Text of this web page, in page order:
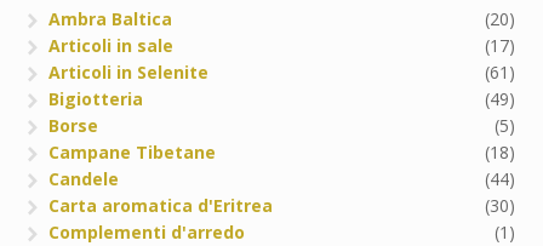
Ambra Baltica
(20)
Articoli in sale
(17)
Articoli in Selenite
(61)
Bigiotteria
(49)
Borse
(5)
Campane Tibetane
(18)
Candele
(44)
Carta aromatica d'Eritrea
(30)
Complementi d'arredo
(1)